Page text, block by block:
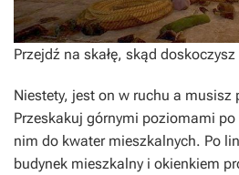
Przejdź na skałę, skąd
Niestety, jest on w ruchu a musisz
Przeskakuj górnymi poziomami
nim do kwater mieszkalnych. Po
budynek mieszkalny i okienkiem